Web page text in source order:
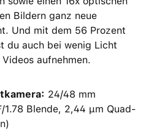
Bildern ganz neue
Und mit dem 56 Prozent
du auch bei wenig Licht
aufnehmen.
24/48 mm
1.78 Blende, 2,44 μm Quad-